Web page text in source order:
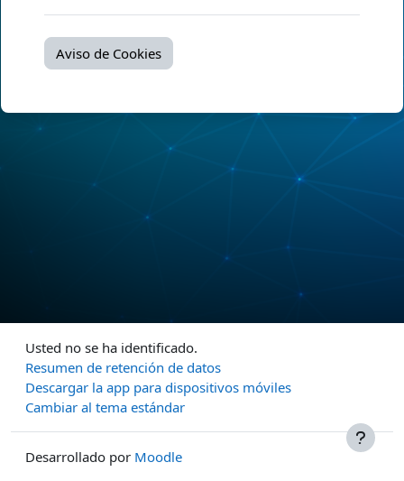
Aviso de Cookies
Usted no se ha identificado.
Resumen de retención de datos
Descargar la app para dispositivos móviles
Cambiar al tema estándar
Desarrollado por Moodle